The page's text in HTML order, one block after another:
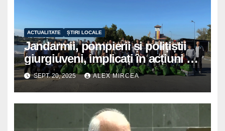
ACTUALITATE ȘTIRI LOCALE
Jandarmii, pompierii și polițiștii
giurgiuveni, implicați în acțiuni de
voluntariat pentru un oraș mai
curat
SEPT. 20, 2025 ALEX MIRCEA